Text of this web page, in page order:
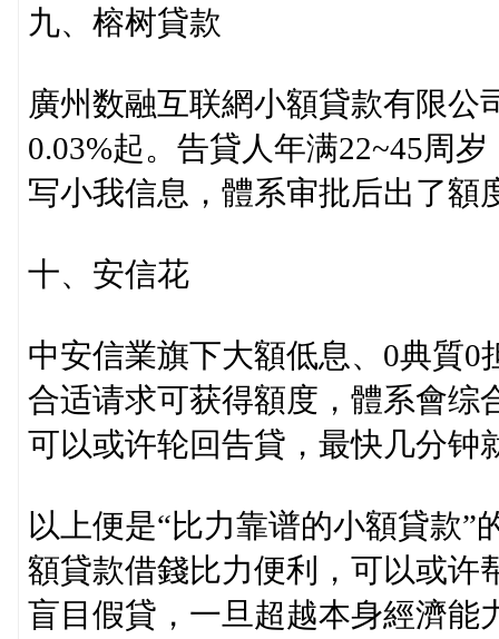
九、榕树貸款
廣州数融互联網小額貸款有限公
0.03%起。告貸人年满22~45周
写小我信息，體系审批后出了額
十、安信花
中安信業旗下大額低息、0典質
合适请求可获得額度，體系會综
可以或许轮回告貸，最快几分钟
以上便是“比力靠谱的小額貸款
額貸款借錢比力便利，可以或许
盲目假貸，一旦超越本身經濟能